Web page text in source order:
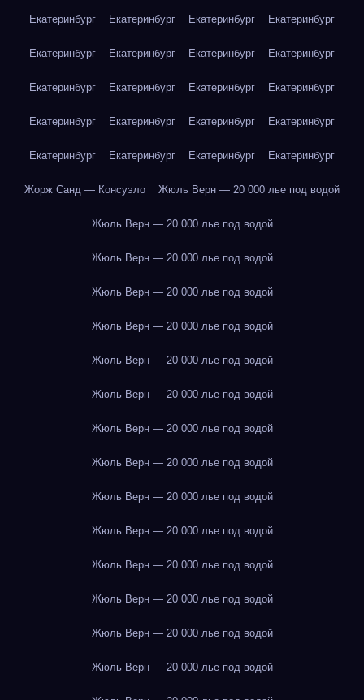
Екатеринбург Екатеринбург Екатеринбург Екатеринбург
Екатеринбург Екатеринбург Екатеринбург Екатеринбург
Екатеринбург Екатеринбург Екатеринбург Екатеринбург
Екатеринбург Екатеринбург Екатеринбург Екатеринбург
Екатеринбург Екатеринбург Екатеринбург Екатеринбург
Жорж Санд — Консуэло Жюль Верн — 20 000 лье под водой
Жюль Верн — 20 000 лье под водой
Жюль Верн — 20 000 лье под водой
Жюль Верн — 20 000 лье под водой
Жюль Верн — 20 000 лье под водой
Жюль Верн — 20 000 лье под водой
Жюль Верн — 20 000 лье под водой
Жюль Верн — 20 000 лье под водой
Жюль Верн — 20 000 лье под водой
Жюль Верн — 20 000 лье под водой
Жюль Верн — 20 000 лье под водой
Жюль Верн — 20 000 лье под водой
Жюль Верн — 20 000 лье под водой
Жюль Верн — 20 000 лье под водой
Жюль Верн — 20 000 лье под водой